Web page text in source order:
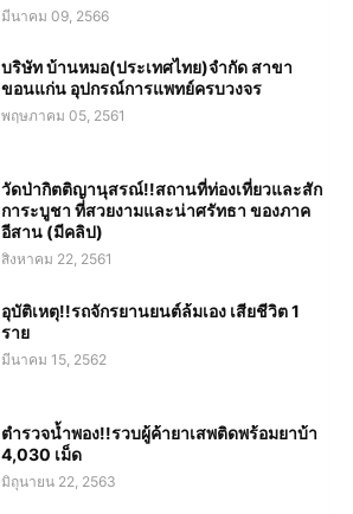
มีนาคม 09, 2566
บริษัท บ้านหมอ(ประเทศไทย)จำกัด สาขา
ขอนแก่น อุปกรณ์การแพทย์ครบวงจร
พฤษภาคม 05, 2561
วัดป่ากิตติญานุสรณ์!!สถานที่ท่องเที่ยวและสัก
การะบูชา ที่สวยงามและน่าศรัทธา ของภาค
อีสาน (มีคลิป)
สิงหาคม 22, 2561
อุบัติเหตุ!!รถจักรยานยนต์ล้มเอง เสียชีวิต 1
ราย
มีนาคม 15, 2562
ตำรวจน้ำพอง!!รวบผู้ค้ายาเสพติดพร้อมยาบ้า
4,030 เม็ด
มิถุนายน 22, 2563